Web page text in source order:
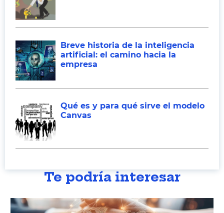
Breve historia de la inteligencia
artificial: el camino hacia la
empresa
Qué es y para qué sirve el modelo
Canvas
Te podría interesar